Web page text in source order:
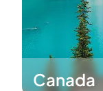
Canada